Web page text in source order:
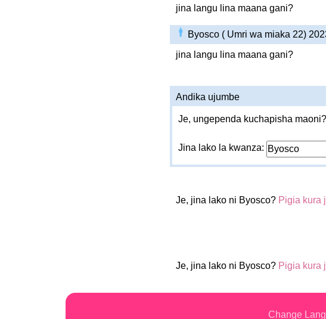
jina langu lina maana gani?
Byosco ( Umri wa miaka 22)
jina langu lina maana gani?
Andika ujumbe
Je, ungependa kuchapisha
Jina lako la kwanza:
Je, jina lako ni Byosco? Pigia kura
Je, jina lako ni Byosco? Pigia kura
Change